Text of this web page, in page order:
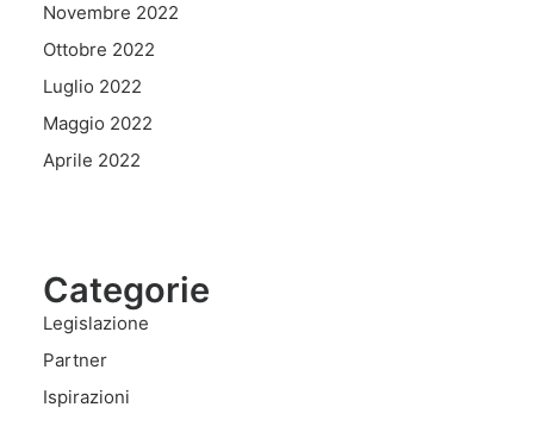
Novembre 2022
Ottobre 2022
Luglio 2022
Maggio 2022
Aprile 2022
Categorie
Legislazione
Partner
Ispirazioni